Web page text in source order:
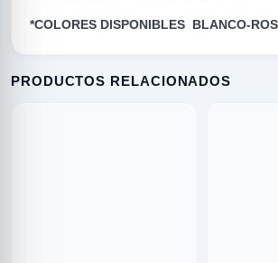
*COLORES DISPONIBLES BLANCO-
PRODUCTOS RELACIONADOS